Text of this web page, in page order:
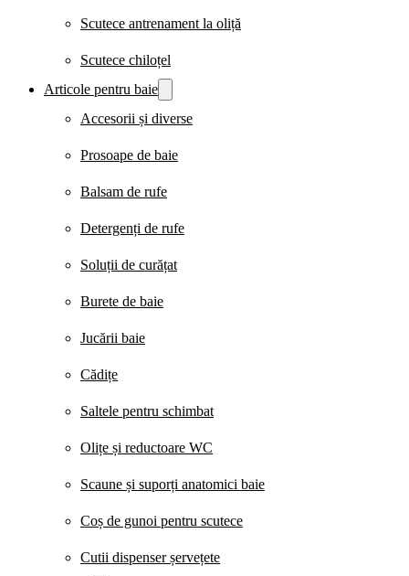
Scutece antrenament la oliță
Scutece chiloțel
Articole pentru baie
Accesorii și diverse
Prosoape de baie
Balsam de rufe
Detergenți de rufe
Soluții de curățat
Burete de baie
Jucării baie
Cădițe
Saltele pentru schimbat
Olițe și reductoare WC
Scaune și suporți anatomici baie
Coș de gunoi pentru scutece
Cutii dispenser șervețete